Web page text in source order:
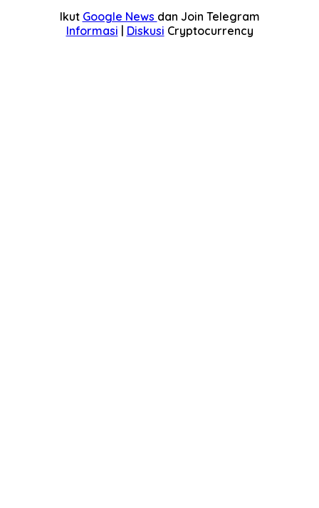
Ikut Google News dan Join Telegram
Informasi
Diskusi Cryptocurrency